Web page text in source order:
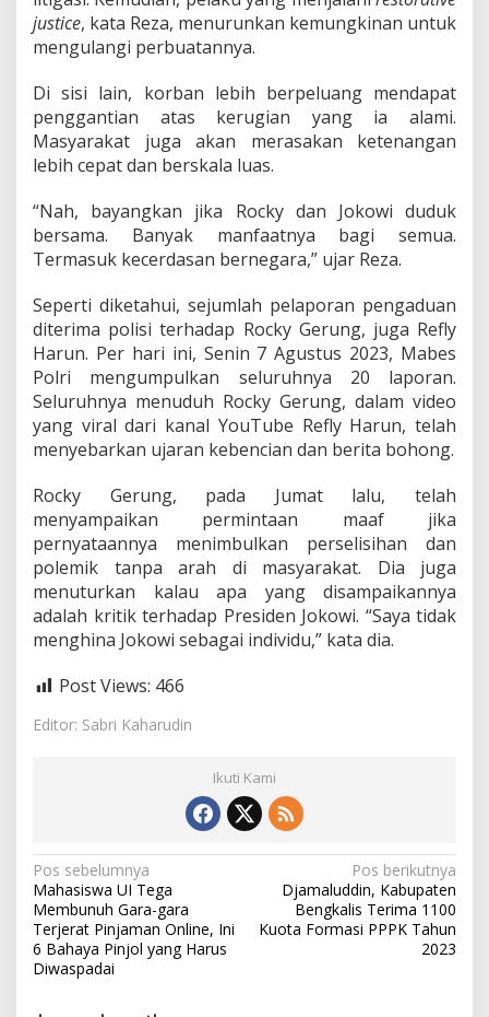
D
u
d
k
B
e
s
a
justice, kata Reza, menurunkan kemungkinan untuk
mengulangi perbuatannya.
Di sisi lain, korban lebih berpeluang mendapat
penggantian atas kerugian yang ia alami.
Masyarakat juga akan merasakan ketenangan
lebih cepat dan berskala luas.
“Nah, bayangkan jika Rocky dan Jokowi duduk
bersama. Banyak manfaatnya bagi semua.
Termasuk kecerdasan bernegara,” ujar Reza.
Seperti diketahui, sejumlah pelaporan pengaduan
diterima polisi terhadap Rocky Gerung, juga Refly
Harun. Per hari ini, Senin 7 Agustus 2023, Mabes
Polri mengumpulkan seluruhnya 20 laporan.
Seluruhnya menuduh Rocky Gerung, dalam video
yang viral dari kanal YouTube Refly Harun, telah
menyebarkan ujaran kebencian dan berita bohong.
Rocky Gerung, pada Jumat lalu, telah
menyampaikan permintaan maaf jika
pernyataannya menimbulkan perselisihan dan
polemik tanpa arah di masyarakat. Dia juga
menuturkan kalau apa yang disampaikannya
adalah kritik terhadap Presiden Jokowi. “Saya tidak
menghina Jokowi sebagai individu,” kata dia.
Post Views: 466
Editor: Sabri Kaharudin
Ikuti Kami
N
a
v
i
Pos sebelumnya
Mahasiswa UI Tega
Membunuh Gara-gara
Terjerat Pinjaman Online, Ini
6 Bahaya Pinjol yang Harus
Diwaspadai
Pos berikutnya
Djamaluddin, Kabupaten
Bengkalis Terima 1100
Kuota Formasi PPPK Tahun
2023